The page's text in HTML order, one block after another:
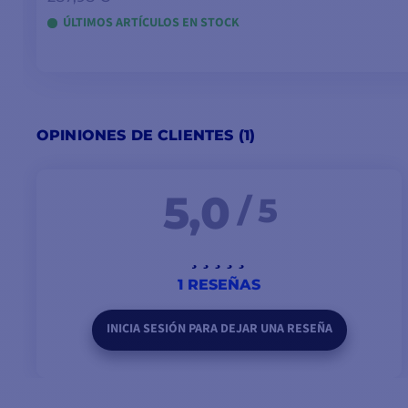
Frecuencias
Tiempo de funcionamiento ->24 horas a 20°C
CARACTERÍSTICAS PRINCIPALES :
ÚLTIMOS ARTÍCULOS EN STOCK
OPINIONES DE CLIENTES (1)
5,0 / 5
1 RESEÑAS
INICIA SESIÓN PARA DEJAR UNA RESEÑA